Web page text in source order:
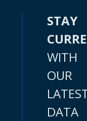
STAY
WITH
OUR
DATA